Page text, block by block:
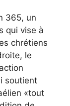
365, un
qui vise à
chrétiens
le
soutient
«tout